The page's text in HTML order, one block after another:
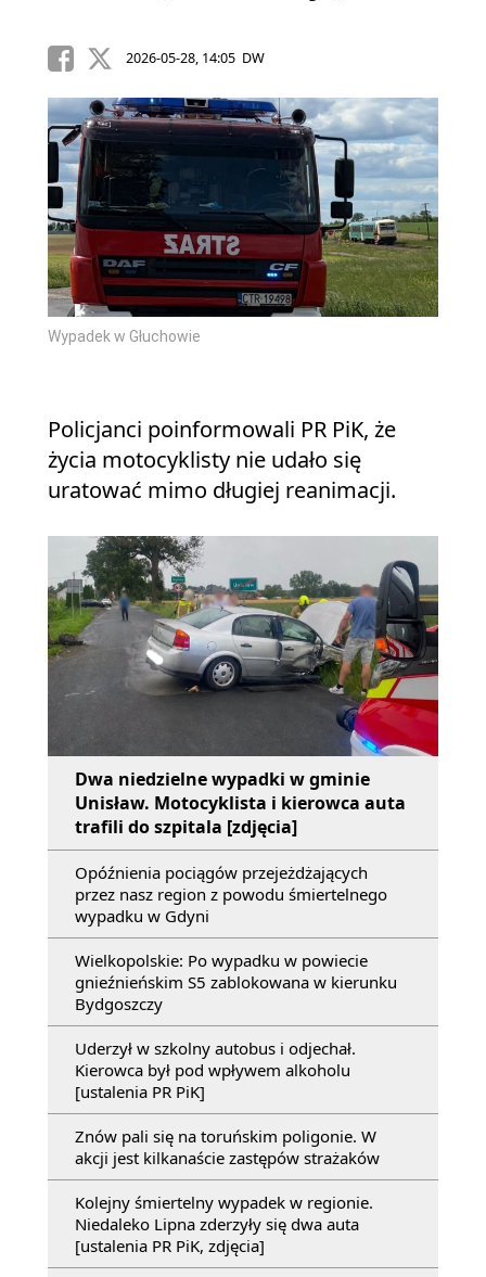
2026-05-28, 14:05 DW
Wypadek w Głuchowie
Policjanci poinformowali PR PiK, że
życia motocyklisty nie udało się
uratować mimo długiej reanimacji.
Dwa niedzielne wypadki w gminie
Unisław. Motocyklista i kierowca auta
trafili do szpitala [zdjęcia]
Opóźnienia pociągów przejeżdżających
przez nasz region z powodu śmiertelnego
wypadku w Gdyni
Wielkopolskie: Po wypadku w powiecie
gnieźnieńskim S5 zablokowana w kierunku
Bydgoszczy
Uderzył w szkolny autobus i odjechał.
Kierowca był pod wpływem alkoholu
[ustalenia PR PiK]
Znów pali się na toruńskim poligonie. W
akcji jest kilkanaście zastępów strażaków
Kolejny śmiertelny wypadek w regionie.
Niedaleko Lipna zderzyły się dwa auta
[ustalenia PR PiK, zdjęcia]